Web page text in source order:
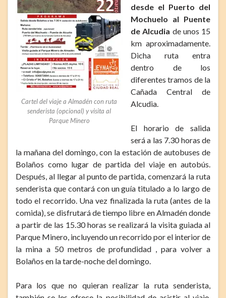
Cartel del viaje a Almadén con ruta
senderista (opcional) y visita al
Parque Minero
desde el Puerto del
Mochuelo al Puente
de Alcudia de unos 15
km aproximadamente.
Dicha ruta entra
dentro de los
diferentes tramos de la
Cañada Central de
Alcudia.
El horario de salida
será a las 7.30 horas de
la mañana del domingo, con la estación de autobuses de
Bolaños como lugar de partida del viaje en autobús.
Después, al llegar al punto de partida, comenzará la ruta
senderista que contará con un guía titulado a lo largo de
todo el recorrido. Una vez finalizada la ruta (antes de la
comida), se disfrutará de tiempo libre en Almadén donde
a partir de las 15.30 horas se realizará la visita guiada al
Parque Minero, incluyendo un recorrido por el interior de
la mina a 50 metros de profundidad , para volver a
Bolaños en la tarde-noche del domingo.
Para los que no quieran realizar la ruta senderista,